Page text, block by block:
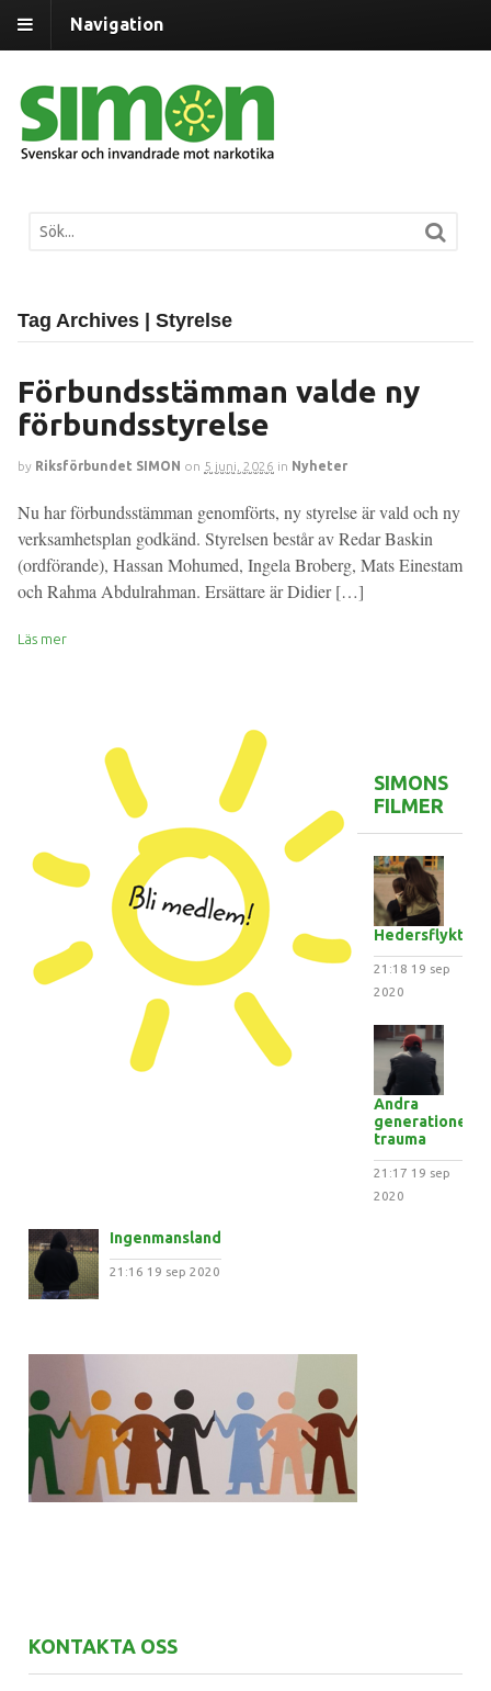
Navigation
Tag Archives | Styrelse
Förbundsstämman valde ny
förbundsstyrelse
by Riksförbundet SIMON on 5 juni, 2026 in Nyheter
Nu har förbundsstämman genomförts, ny styrelse är vald och ny
verksamhetsplan godkänd. Styrelsen består av Redar Baskin
(ordförande), Hassan Mohumed, Ingela Broberg, Mats Einestam
och Rahma Abdulrahman. Ersättare är Didier […]
Läs mer
SIMONS
FILMER
Hedersflykten
21:18 19 sep
2020
Andra
generationens
trauma
21:17 19 sep
2020
Ingenmansland
21:16 19 sep 2020
KONTAKTA OSS